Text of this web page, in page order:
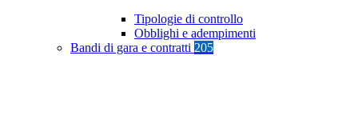
Tipologie di controllo
Obblighi e adempimenti
Bandi di gara e contratti 205